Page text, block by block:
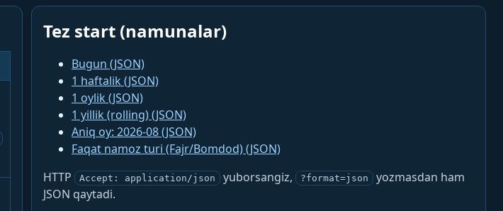
Tez start (namunalar)
Bugun (JSON)
1 haftalik (JSON)
1 oylik (JSON)
1 yillik (rolling) (JSON)
Aniq oy: 2026-08 (JSON)
Faqat namoz turi (Fajr/Bomdod) (JSON)
HTTP
Accept: application/json yuborsangiz, ?format=json
yozmasdan ham
JSON qaytadi.